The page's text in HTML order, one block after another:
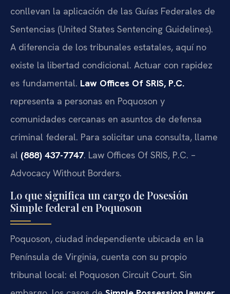
conllevan la aplicación de las Guías Federales de
Sentencias (United States Sentencing Guidelines).
A diferencia de los tribunales estatales, aquí no
existe la libertad condicional. Actuar con rapidez
es fundamental. Law Offices Of SRIS, P.C.
representa a personas en Poquoson y
comunidades cercanas en asuntos de defensa
criminal federal. Para solicitar una consulta, llame
al (888) 437-7747. Law Offices Of SRIS, P.C. –
Advocacy Without Borders.
Lo que significa un cargo de Posesión
Simple federal en Poquoson
Poquoson, ciudad independiente ubicada en la
Península de Virginia, cuenta con su propio
tribunal local: el Poquoson Circuit Court. Sin